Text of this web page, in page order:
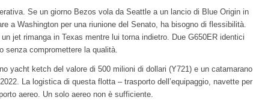
Se un giorno Bezos vola da Seattle a un lancio di Blue Origin in
a Washington per una riunione del Senato, ha bisogno di flessibilità.
jet rimanga in Texas mentre lui torna indietro. Due G650ER identici
senza compromettere la qualità.
yacht ketch del valore di 500 milioni di dollari (Y721) e un catamarano
La logistica di questa flotta – trasporto dell’equipaggio, navette per
aereo. Un solo aereo non è sufficiente.